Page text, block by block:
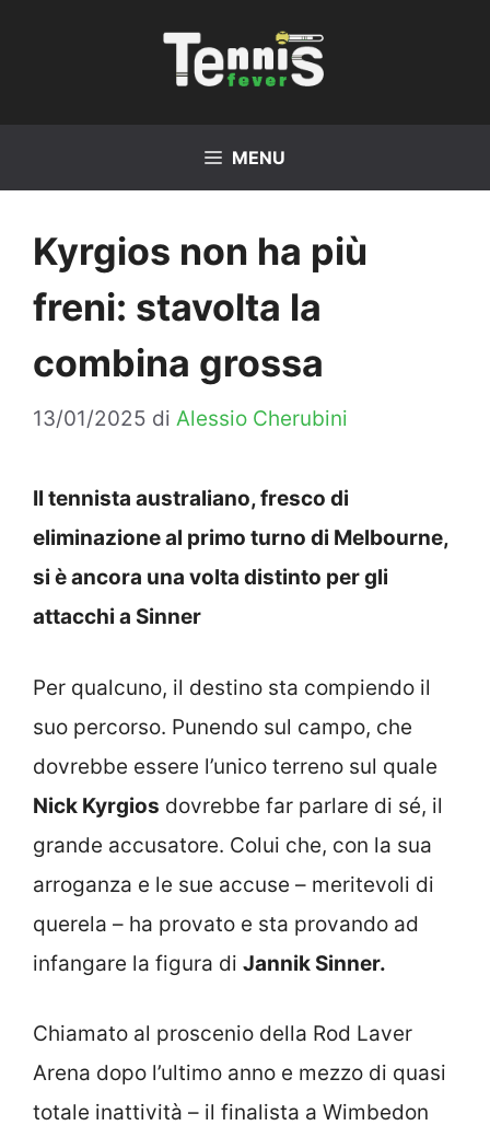
MENU
Kyrgios non ha più
freni: stavolta la
combina grossa
13/01/2025 di Alessio Cherubini
Il tennista australiano, fresco di
eliminazione al primo turno di Melbourne,
si è ancora una volta distinto per gli
attacchi a Sinner
Per qualcuno, il destino sta compiendo il
suo percorso. Punendo sul campo, che
dovrebbe essere l’unico terreno sul quale
Nick Kyrgios dovrebbe far parlare di sé, il
grande accusatore. Colui che, con la sua
arroganza e le sue accuse – meritevoli di
querela – ha provato e sta provando ad
infangare la figura di Jannik Sinner.
Chiamato al proscenio della Rod Laver
Arena dopo l’ultimo anno e mezzo di quasi
totale inattività – il finalista a Wimbedon